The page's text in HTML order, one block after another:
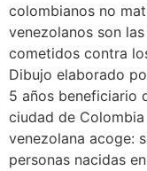
colombianos no
venezolanos son
cometidos contra
Dibujo elaborado
5 años beneficiario
ciudad de
venezolana acoge:
personas nacidas